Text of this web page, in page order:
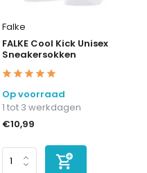
Falke
FALKE Cool Kick Unisex
Sneakersokken
Op voorraad
1 tot 3 werkdagen
€10,99